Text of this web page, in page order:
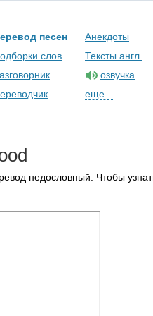
песен
слов
Анекдоты
Тексты англ.
озвучка
еще...
недословный. Чтобы